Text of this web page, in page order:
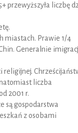
przewyższyła liczbę
miastach. Prawie 1/4
Generalnie
religijnej.
liczba
2001 r.
są gospodarstwa
z osobami